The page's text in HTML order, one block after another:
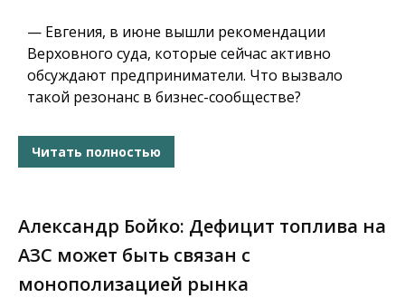
— Евгения, в июне вышли рекомендации
Верховного суда, которые сейчас активно
обсуждают предприниматели. Что вызвало
такой резонанс в бизнес-сообществе?
Читать полностью
Александр Бойко: Дефицит топлива на
АЗС может быть связан с
монополизацией рынка